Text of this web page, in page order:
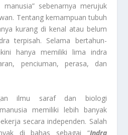
sebenarnya merujuk
Tentang kemampuan tubuh
kurang di kenal atau belum
terpisah. Selama bertahun-
hanya memiliki lima indra
penciuman, perasa, dan
ilmu saraf dan biologi
memiliki lebih banyak
secara independen. Salah
di bahas sebagai “Indra